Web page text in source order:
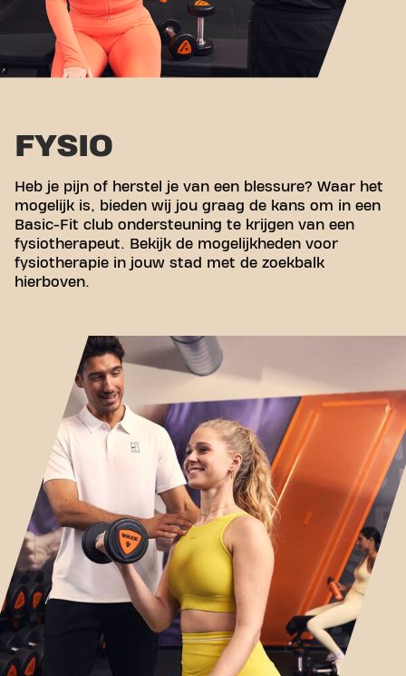
FYSIO
Heb je pijn of herstel je van een blessure? Waar het
mogelijk is, bieden wij jou graag de kans om in een
Basic-Fit club ondersteuning te krijgen van een
fysiotherapeut. Bekijk de mogelijkheden voor
fysiotherapie in jouw stad met de zoekbalk
hierboven.